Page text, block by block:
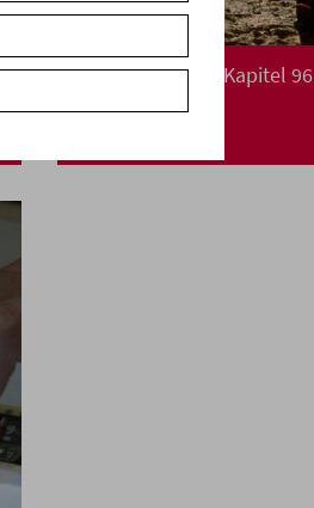
Die Utopie Film: Kapitel 96